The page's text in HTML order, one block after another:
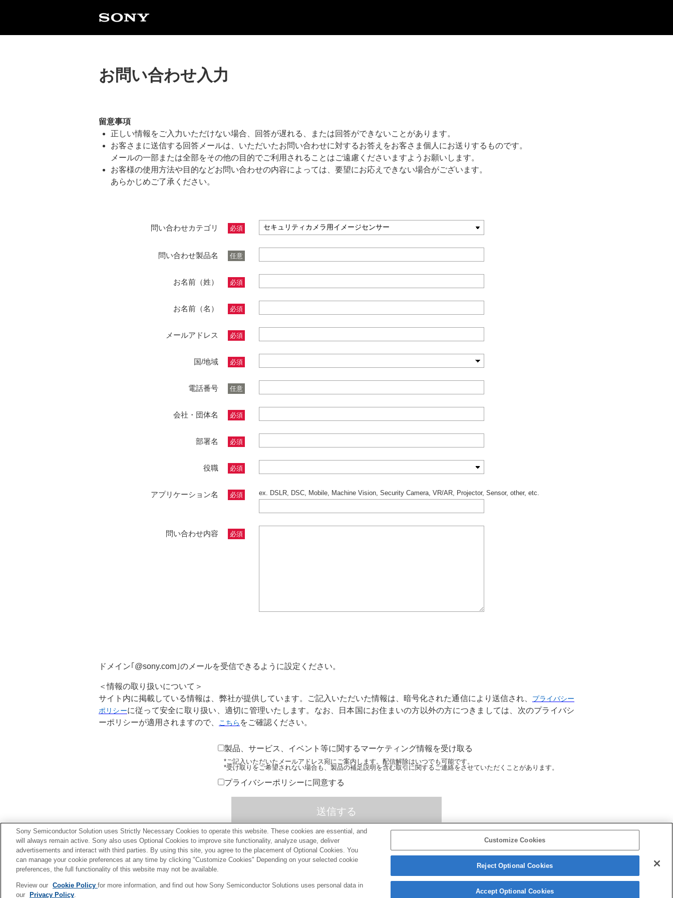
お問い合わせ入力
留意事項
正しい情報をご入力いただけない場合、回答が遅れる、または回答ができないことがあります。
お客さまに送信する回答メールは、いただいたお問い合わせに対するお答えをお客さま個人にお送りするものです。
メールの一部または全部をその他の目的でご利用されることはご遠慮くださいますようお願いします。
お客様の使用方法や目的などお問い合わせの内容によっては、要望にお応えできない場合がございます。
あらかじめご了承ください。
問い合わせカテゴリ 必須
問い合わせ製品名 任意
お名前（姓） 必須
お名前（名） 必須
メールアドレス 必須
国/地域 必須
電話番号 任意
会社・団体名 必須
部署名 必須
役職 必須
アプリケーション名 必須 ex. DSLR, DSC, Mobile, Machine Vision, Security Camera, VR/AR, Projector, Sensor, other, etc.
問い合わせ内容 必須
ドメイン｢@sony.com｣のメールを受信できるように設定ください。
＜情報の取り扱いについて＞
サイト内に掲載している情報は、弊社が提供しています。ご記入いただいた情報は、暗号化された通信により送信され、
プライバシー
ポリシーに従って安全に取り扱い、適切に管理いたします。なお、日本国にお住まいの方以外の方につきましては、次のプライバシ
ーポリシーが適用されますので、
こちら をご確認ください。
製品、サービス、イベント等に関するマーケティング情報を受け取る
*ご記入いただいたメールアドレス宛にご案内します。配信解除はいつでも可能です。
*受け取りをご希望されない場合も、製品の補足説明を含む取引に関するご連絡をさせていただくことがあります。
プライバシーポリシーに同意する
プライバシーポリシー Copyright 2026 Sony Semiconductor Solutions Corporation
Sony Semiconductor Solution uses Strictly Necessary Cookies to operate this website. These cookies are essential, and
will always remain active. Sony also uses Optional Cookies to improve site functionality, analyze usage, deliver
advertisements and interact with third parties. By using this site, you agree to the placement of Optional Cookies. You
can manage your cookie preferences at any time by clicking "Customize Cookies" Depending on your selected cookie
preferences, the full functionality of this website may not be available.
Review our Cookie Policy for more information, and find out how Sony Semiconductor Solutions uses personal data in
our
Privacy Policy.
Customize Cookies
Reject Optional Cookies
Accept Optional Cookies